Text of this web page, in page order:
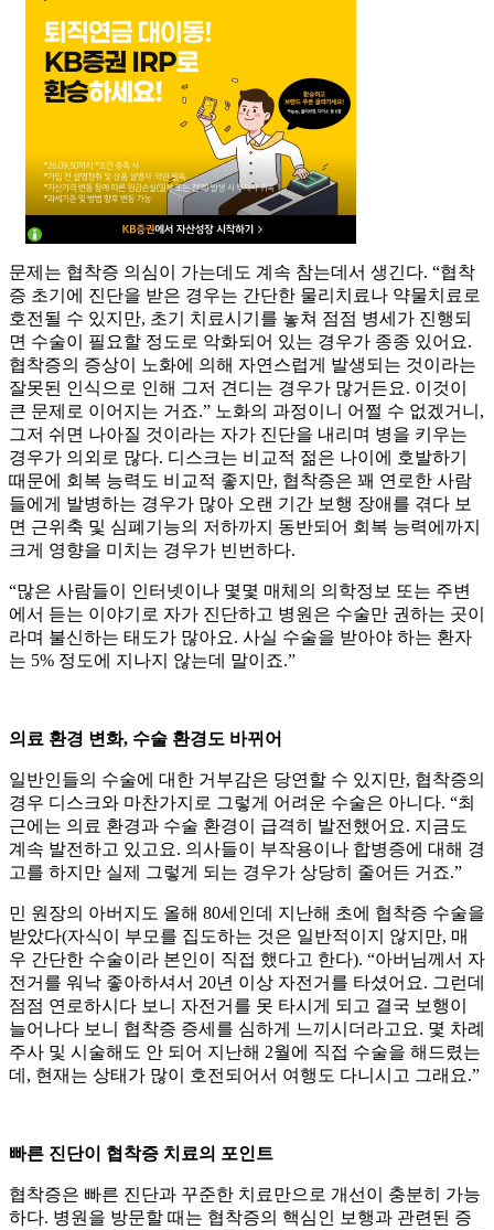
문제는 협착증 의심이 가는데도 계속 참는데서 생긴다. “협착
증 초기에 진단을 받은 경우는 간단한 물리치료나 약물치료로
호전될 수 있지만, 초기 치료시기를 놓쳐 점점 병세가 진행되
면 수술이 필요할 정도로 악화되어 있는 경우가 종종 있어요.
협착증의 증상이 노화에 의해 자연스럽게 발생되는 것이라는
잘못된 인식으로 인해 그저 견디는 경우가 많거든요. 이것이
큰 문제로 이어지는 거죠.” 노화의 과정이니 어쩔 수 없겠거니,
그저 쉬면 나아질 것이라는 자가 진단을 내리며 병을 키우는
경우가 의외로 많다. 디스크는 비교적 젊은 나이에 호발하기
때문에 회복 능력도 비교적 좋지만, 협착증은 꽤 연로한 사람
들에게 발병하는 경우가 많아 오랜 기간 보행 장애를 겪다 보
면 근위축 및 심폐기능의 저하까지 동반되어 회복 능력에까지
크게 영향을 미치는 경우가 빈번하다.
“많은 사람들이 인터넷이나 몇몇 매체의 의학정보 또는 주변
에서 듣는 이야기로 자가 진단하고 병원은 수술만 권하는 곳이
라며 불신하는 태도가 많아요. 사실 수술을 받아야 하는 환자
는 5% 정도에 지나지 않는데 말이죠.”
의료 환경 변화, 수술 환경도 바뀌어
일반인들의 수술에 대한 거부감은 당연할 수 있지만, 협착증의
경우 디스크와 마찬가지로 그렇게 어려운 수술은 아니다. “최
근에는 의료 환경과 수술 환경이 급격히 발전했어요. 지금도
계속 발전하고 있고요. 의사들이 부작용이나 합병증에 대해 경
고를 하지만 실제 그렇게 되는 경우가 상당히 줄어든 거죠.”
민 원장의 아버지도 올해 80세인데 지난해 초에 협착증 수술을
받았다(자식이 부모를 집도하는 것은 일반적이지 않지만, 매
우 간단한 수술이라 본인이 직접 했다고 한다). “아버님께서 자
전거를 워낙 좋아하셔서 20년 이상 자전거를 타셨어요. 그런데
점점 연로하시다 보니 자전거를 못 타시게 되고 결국 보행이
늘어나다 보니 협착증 증세를 심하게 느끼시더라고요. 몇 차례
주사 및 시술해도 안 되어 지난해 2월에 직접 수술을 해드렸는
데, 현재는 상태가 많이 호전되어서 여행도 다니시고 그래요.”
빠른 진단이 협착증 치료의 포인트
협착증은 빠른 진단과 꾸준한 치료만으로 개선이 충분히 가능
하다. 병원을 방문할 때는 협착증의 핵심인 보행과 관련된 증